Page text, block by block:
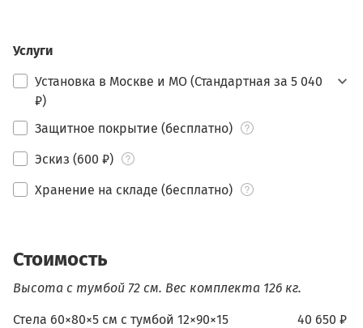
Услуги
Установка в Москве и МО (Стандартная за 5 040
₽)
Защитное покрытие (бесплатно)
Эскиз (600 ₽)
Хранение на складе (бесплатно)
Стоимость
Высота с тумбой 72 см. Вес комплекта 126 кг.
40 650 ₽
Стела 60×80×5 см c тумбой 12×90×15